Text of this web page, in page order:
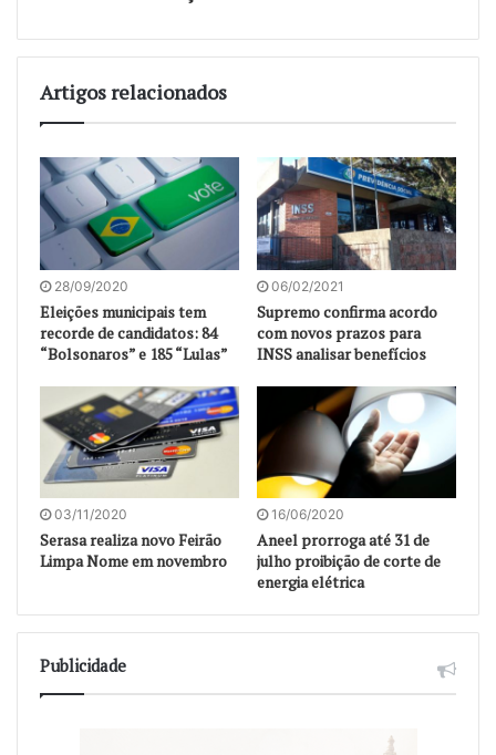
Artigos relacionados
28/09/2020
Eleições municipais tem
recorde de candidatos: 84
“Bolsonaros” e 185 “Lulas”
06/02/2021
Supremo confirma acordo
com novos prazos para
INSS analisar benefícios
03/11/2020
Serasa realiza novo Feirão
Limpa Nome em novembro
16/06/2020
Aneel prorroga até 31 de
julho proibição de corte de
energia elétrica
Publicidade